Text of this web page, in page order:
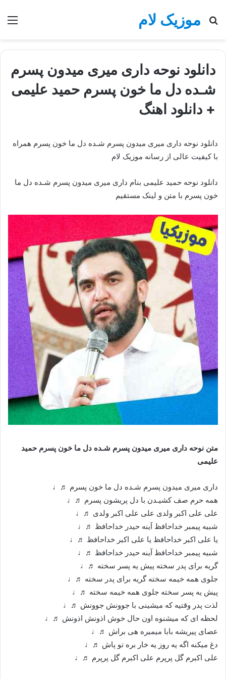
موزیک لام
جستجو
دانلود نوحه داری میری میدون پسرم
شـده دل ما خون پسرم حمید علیمی
+ دانلود اهنگ
دانلود نوحه داری میری میدون پسرم شـده دل ما خون پسرم همراه
با کیفیت عالی از رسانه موزیک لام
دانلود نوحه حمید علیمی بنام داری میری میدون پسرم شـده دل ما
خون پسرم با متن و لینک مستقیم
متن نوحه داری میری میدون پسرم شـده دل ما خون پسرم حمید
علیمی
داری میری میدون پسرم شـده دل ما خون پسرم ♬♩
همه حرم صف کشیـدن با دل پریشون پسرم ♬♩
علی علی اکبر ولدی علی علی اکبر ولدی ♬♩
شبیه پیمبر خداحافظ آینه حیدر خداحافظ ♬♩
یا علی اکبر خداحافظ یا علی اکبر خداحافظ ♬♩
شبیه پیمبر خداحافظ آینه حیدر خداحافظ ♬♩
گریه برای پدر سخته پیش یه پسر سخته ♬♩
جلوی همه خیمه سخته گریه برای پدر سخته ♬♩
پیش یه پسر سخته جلوی همه خیمه سخته ♬♩
لذت پدر وقتیه که میشینی با جوونش جوونش ♬♩
لحظه ای که میشنوه اون حال خوش اذونش اذونش ♬♩
عصای پیریشه بابا میمیره هی براش ♬♩
دغ میکنه اگه یه روز یه خار بره تو پاش ♬♩
علی اکبرم گل پرپرم علی اکبرم گل پرپرم ♬♩